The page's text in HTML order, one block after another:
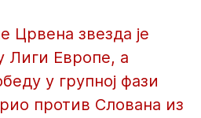
Црвена звезда је
Лиги Европе, а
у групној фази
против Слована из